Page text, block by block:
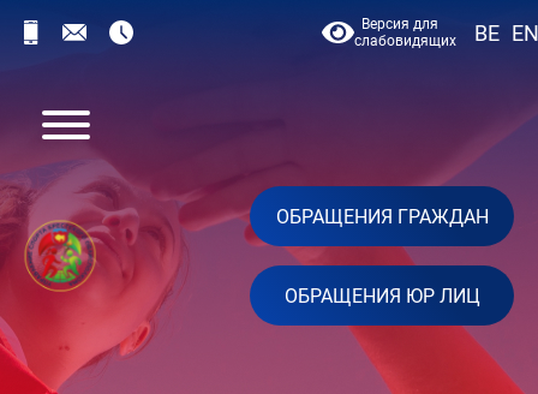
Версия для
слабовидящих
BE EN
ОБРАЩЕНИЯ ГРАЖДАН
ОБРАЩЕНИЯ ЮР ЛИЦ